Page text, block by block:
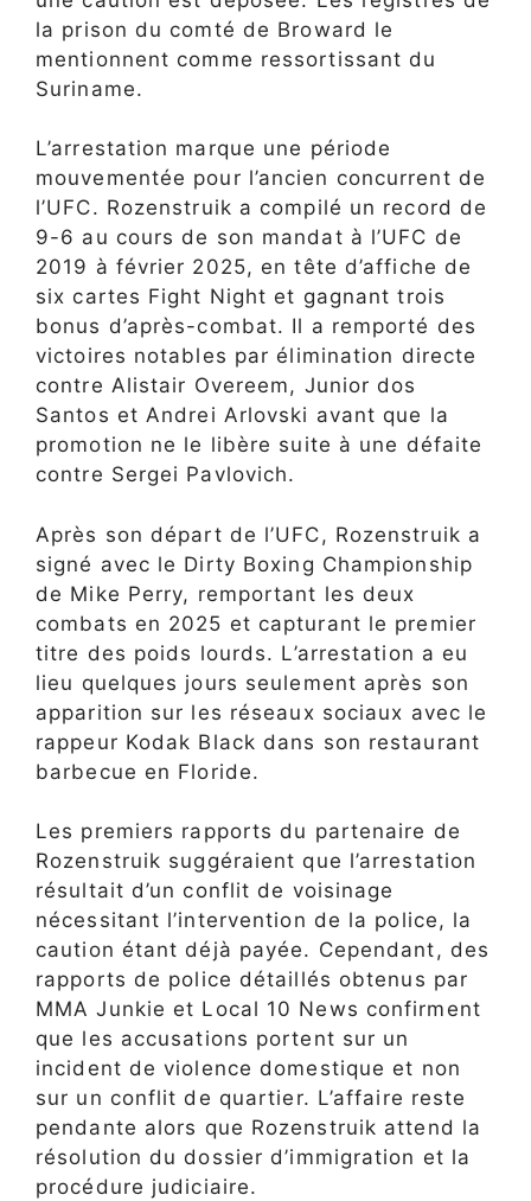
la prison du comté de Broward le
mentionnent comme ressortissant du
Suriname.
L’arrestation marque une période
mouvementée pour l’ancien concurrent de
l’UFC. Rozenstruik a compilé un record de
9-6 au cours de son mandat à l’UFC de
2019 à février 2025, en tête d’affiche de
six cartes Fight Night et gagnant trois
bonus d’après-combat. Il a remporté des
victoires notables par élimination directe
contre Alistair Overeem, Junior dos
Santos et Andrei Arlovski avant que la
promotion ne le libère suite à une défaite
contre Sergei Pavlovich.
Après son départ de l’UFC, Rozenstruik a
signé avec le Dirty Boxing Championship
de Mike Perry, remportant les deux
combats en 2025 et capturant le premier
titre des poids lourds. L’arrestation a eu
lieu quelques jours seulement après son
apparition sur les réseaux sociaux avec le
rappeur Kodak Black dans son restaurant
barbecue en Floride.
Les premiers rapports du partenaire de
Rozenstruik suggéraient que l’arrestation
résultait d’un conflit de voisinage
nécessitant l’intervention de la police, la
caution étant déjà payée. Cependant, des
rapports de police détaillés obtenus par
MMA Junkie et Local 10 News confirment
que les accusations portent sur un
incident de violence domestique et non
sur un conflit de quartier. L’affaire reste
pendante alors que Rozenstruik attend la
résolution du dossier d’immigration et la
procédure judiciaire.